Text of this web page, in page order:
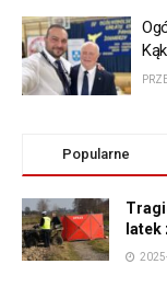
Popularne
latek